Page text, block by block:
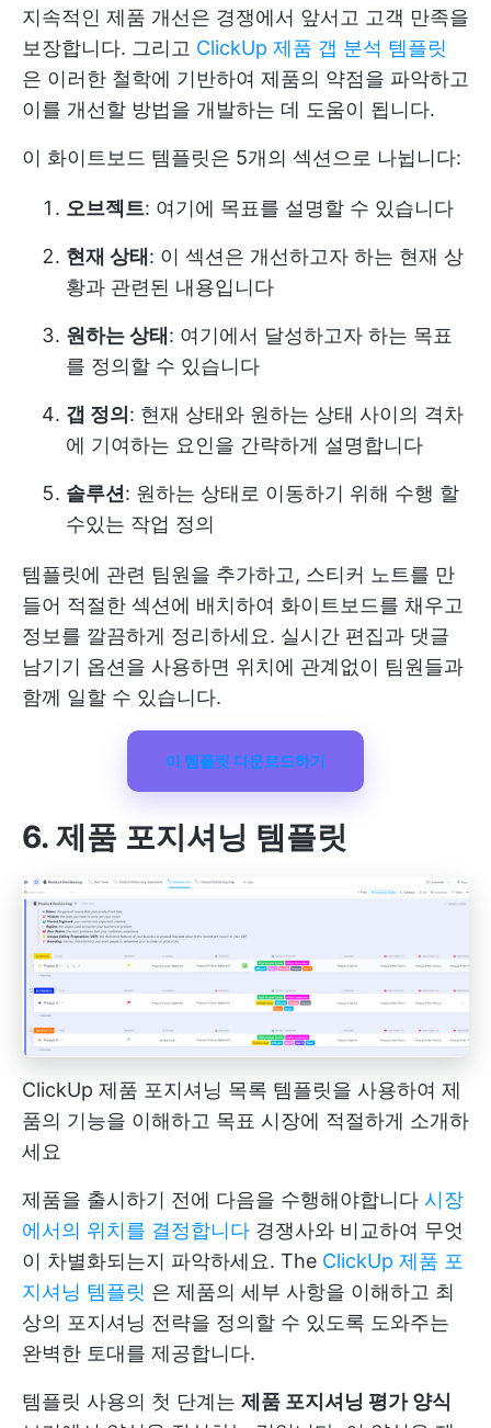
지속적인 제품 개선은 경쟁에서 앞서고 고객 만족을
보장합니다. 그리고 ClickUp 제품 갭 분석 템플릿
은 이러한 철학에 기반하여 제품의 약점을 파악하고
이를 개선할 방법을 개발하는 데 도움이 됩니다.
이 화이트보드 템플릿은 5개의 섹션으로 나뉩니다:
오브젝트: 여기에 목표를 설명할 수 있습니다
현재 상태 : 이 섹션은 개선하고자 하는 현재 상
황과 관련된 내용입니다
원하는 상태 : 여기에서 달성하고자 하는 목표
를 정의할 수 있습니다
갭 정의 : 현재 상태와 원하는 상태 사이의 격차
에 기여하는 요인을 간략하게 설명합니다
솔루션: 원하는 상태로 이동하기 위해 수행 할
수있는 작업 정의
템플릿에 관련 팀원을 추가하고, 스티커 노트를 만
들어 적절한 섹션에 배치하여 화이트보드를 채우고
정보를 깔끔하게 정리하세요. 실시간 편집과 댓글
남기기 옵션을 사용하면 위치에 관계없이 팀원들과
함께 일할 수 있습니다.
이 템플릿 다운로드하기
6. 제품 포지셔닝 템플릿
ClickUp 제품 포지셔닝 목록 템플릿을 사용하여 제
품의 기능을 이해하고 목표 시장에 적절하게 소개하
세요
제품을 출시하기 전에 다음을 수행해야합니다 시장
에서의 위치를 결정합니다 경쟁사와 비교하여 무엇
이 차별화되는지 파악하세요. The ClickUp 제품 포
지셔닝 템플릿 은 제품의 세부 사항을 이해하고 최
상의 포지셔닝 전략을 정의할 수 있도록 도와주는
완벽한 토대를 제공합니다.
템플릿 사용의 첫 단계는 제품 포지셔닝 평가 양식